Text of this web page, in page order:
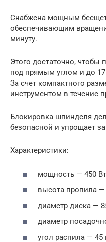
Снабжена мощным
обеспечивающим
минуту.
Этого достаточно, чтобы
под прямым углом и до
За счет компактного
инструментом в течение
Блокировка шпинделя
безопасной и упрощает
Характеристики:
мощность — 450
высота пропила
диаметр диска —
диаметр
угол распила — 45